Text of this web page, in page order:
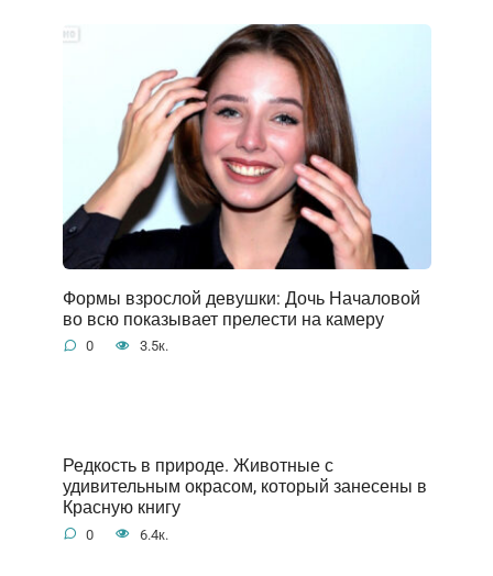
Формы взрослой девушки: Дочь Началовой
во всю показывает прелести на камеру
0 3.5к.
Редкость в природе. Животные с
удивительным окрасом, который занесены в
Красную книгу
0 6.4к.